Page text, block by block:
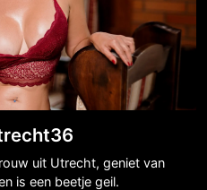
uit Utrecht, geniet van
is een beetje geil.